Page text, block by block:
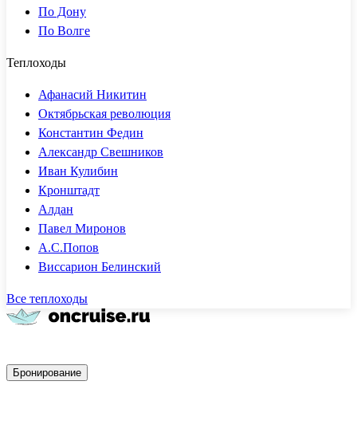
По Дону
По Волге
Теплоходы
Афанасий Никитин
Октябрьская революция
Константин Федин
Александр Свешников
Иван Кулибин
Кронштадт
Алдан
Павел Миронов
А.С.Попов
Виссарион Белинский
Все теплоходы
Бронирование